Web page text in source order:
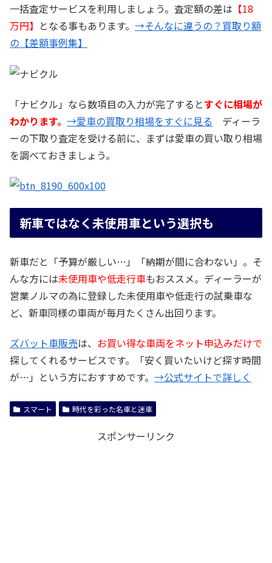
一括査定サービスを利用しましょう。査定額の差は 【18
万円】 となる事もあります。 →そんなに違うの？買取り額
の【差額事例集】
「ナビクル」なら数項目の入力が完了するとすぐに相場が
わかります。 →愛車の買取り相場をすぐに見る ディーラ
ーの下取り査定を受ける前に、まずは愛車の買い取り相場
を調べておきましょう。
新車ではなく未使用車という選択も
新車だと「予算が厳しい…」「納期が間に合わない」。そ
んな方には未使用車や低走行車もおススメ。ディーラーが
営業ノルマの為に登録した未使用車や低走行の試乗車な
ど、新車同様の車両が毎月たくさん出回ります。
ズバット車販売は、 お買い得な車両をネット申込みだけで
探してくれるサービスです。「安く買いたいけど探す時間
が…」という方におすすめです。 →公式サイトで詳しく
スマート 時代を彩った名車と迷車
スポンサーリンク